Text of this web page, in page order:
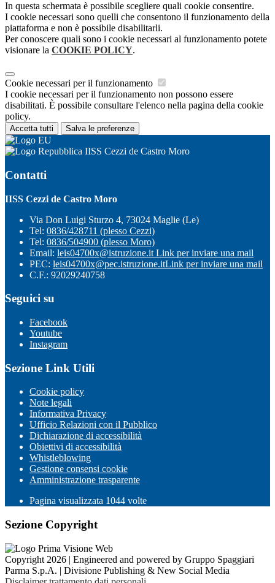
In questa schermata è possibile scegliere quali cookie consentire.
I cookie necessari sono quelli che consentono il funzionamento della
piattaforma e non è possibile disabilitarli.
Per conoscere quali sono i cookie necessari al funzionamento potete
visionare la COOKIE POLICY.
Cookie necessari per il funzionamento
I cookie necessari per il funzionamento non possono essere
disabilitati. È possibile consultare l'elenco nella pagina della cookie
policy.
Accetta tutti Salva le preferenze
IISS Cezzi de Castro Moro
Contatti
IISS Cezzi de Castro Moro
Via Don Luigi Sturzo 4, 73024 Maglie (Le)
Tel: 0836/428711 (plesso Cezzi)
Tel: 0836/504900 (plesso Moro)
Email: leis04700x@istruzione.it Link per inviare una mail
PEC: leis04700x@pec.istruzione.itLink per inviare una mail
C.F.: 92029240758
Seguici su
Facebook
Youtube
Instagram
Sezione Link Utili
Cookie policy
Note legali
Informativa Privacy
Ufficio Relazioni con il Pubblico
Dichiarazione di accessibilità
Obiettivi di accessibilità
Whistleblowing
Gestione consensi cookie
Amministrazione trasparente
Pagina visualizzata 1044 volte
Sezione Copyright
Copyright 2026 | Engineered and powered by Gruppo Spaggiari
Parma S.p.A. | Divisione Publishing & New Social Media